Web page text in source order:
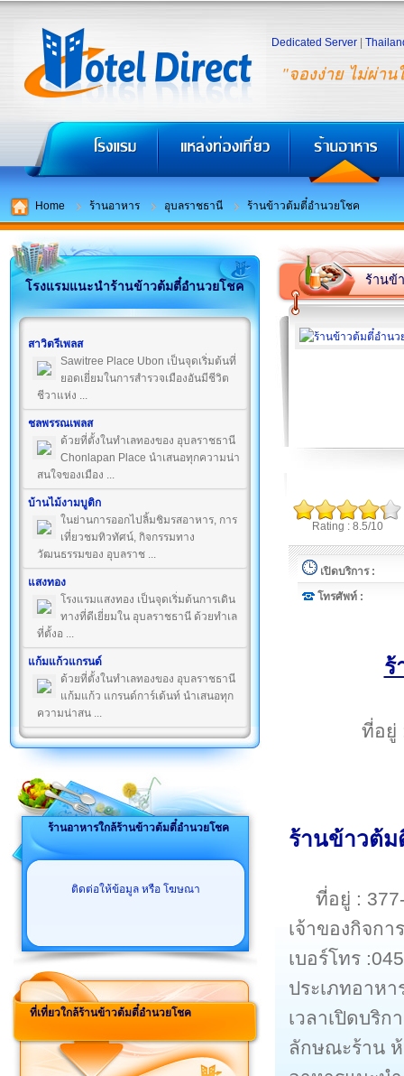
"จองง่าย ไม่ผ่าน
Dedicated Server
Home ร้านอาหาร อุบลราชธานี ร้านข้าวต้มตี๋อำนวยโชค
โรงแรมแนะนำร้านข้าวต้มตี๋อำนวยโชค
สาวิตรีเพลส
Sawitree Place Ubon เป็นจุดเริ่มต้นที่
ยอดเยี่ยมในการสำรวจเมืองอันมีชีวิต
ชีวาแห่ง ...
ชลพรรณเพลส
ด้วยที่ตั้งในทำเลทองของ อุบลราชธานี
Chonlapan Place นำเสนอทุกความน่า
สนใจของเมือง ...
บ้านไม้งามบูติก
ในย่านการออกไปลิ้มชิมรสอาหาร, การ
เที่ยวชมทิวทัศน์, กิจกรรมทาง
วัฒนธรรมของ อุบลราช ...
แสงทอง
โรงแรมแสงทอง เป็นจุดเริ่มต้นการเดิน
ทางที่ดีเยี่ยมใน อุบลราชธานี ด้วยทำเล
ที่ตั้งอ ...
แก้มแก้วแกรนด์
ด้วยที่ตั้งในทำเลทองของ อุบลราชธานี
แก้มแก้ว แกรนด์การ์เด้นท์ นำเสนอทุก
ความน่าสน ...
ร้านอาหารใกล้ร้านข้าวต้มตี๋อำนวยโชค
ติดต่อให้ข้อมูล หรือ โฆษณา
ที่เที่ยวใกล้ร้านข้าวต้มตี๋อำนวยโชค
ร้านข้
Rating : 8.5/10
เปิดบริการ :
โทรศัพท์ :
ร้
ที่อยู่
ร้านข้าวต้
ที่อยู่ :
เจ้าของกิจก
เบอร์โทร
ประเภทอาห
เวลาเปิดบริก
ลักษณะร้าน ห้